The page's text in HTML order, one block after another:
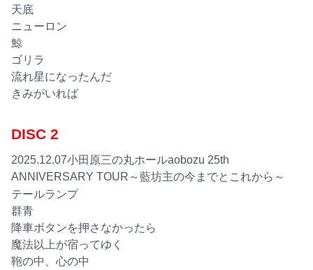
天底
ニューロン
鯨
ゴリラ
流れ星になったんだ
きみがいれば
DISC 2
2025.12.07小田原三の丸ホールaobozu 25th
ANNIVERSARY TOUR～藍坊主の今までとこれから～
テールランプ
群青
降車ボタンを押さなかったら
魔法以上が宿ってゆく
鞄の中、心の中